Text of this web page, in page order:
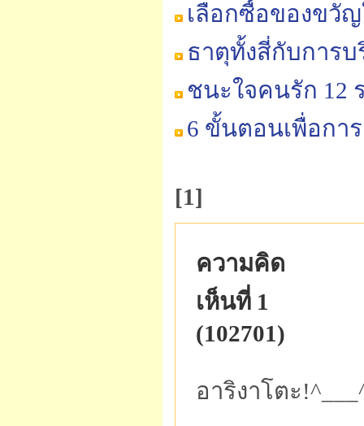
เลือกซื้อของขวั
ธาตุทั้งสี่กับการบ
ชนะใจคนรัก 12
6 ขั้นตอนเพื่อกา
[1]
ความคิด
เห็นที่ 1
(102701)
อาริงาโตะ